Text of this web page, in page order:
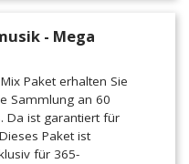
- Mega
Paket erhalten Sie
Sammlung an 60
Da ist garantiert für
Paket ist
für 365-